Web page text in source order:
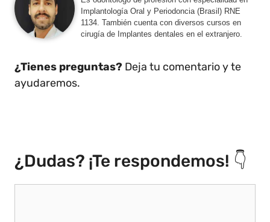
Implantología Oral y Periodoncia (Brasil) RNE
1134. También cuenta con diversos cursos en
cirugía de Implantes dentales en el extranjero.
¿Tienes preguntas? Deja tu comentario y te
ayudaremos.
¿Dudas? ¡Te respondemos! 👇